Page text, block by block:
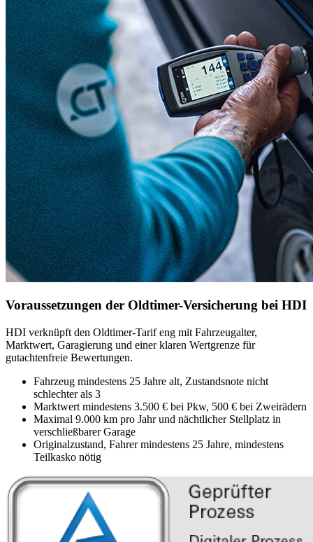
Voraussetzungen der Oldtimer-Versicherung bei HDI
HDI verknüpft den Oldtimer-Tarif eng mit Fahrzeugalter,
Marktwert, Garagierung und einer klaren Wertgrenze für
gutachtenfreie Bewertungen.
Fahrzeug mindestens 25 Jahre alt, Zustandsnote nicht
schlechter als 3
Marktwert mindestens 3.500 € bei Pkw, 500 € bei Zweirädern
Maximal 9.000 km pro Jahr und nächtlicher Stellplatz in
verschließbarer Garage
Originalzustand, Fahrer mindestens 25 Jahre, mindestens
Teilkasko nötig